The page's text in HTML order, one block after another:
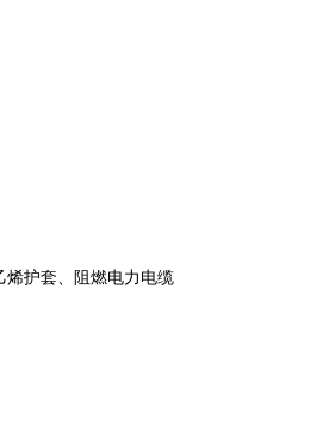
烯护套、阻燃电力电缆